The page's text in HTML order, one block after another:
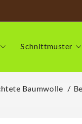
Schnittmuster
Baumwolle